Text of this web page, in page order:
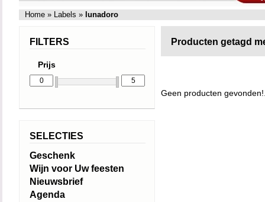
Home » Labels » lunadoro
Producten getagd
Geen producten
FILTERS
Prijs
SELECTIES
Geschenk
Wijn voor Uw feesten
Nieuwsbrief
Agenda